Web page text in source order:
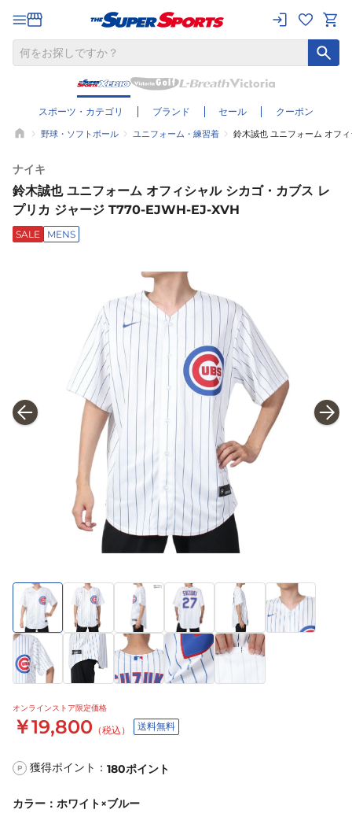
スポーツ・カテゴリ ブランド セール クーポン
野球・ソフトボール ユニフォーム・練習着 鈴木誠也 ユニフォーム オフ
ナイキ
鈴木誠也 ユニフォーム オフィシャル シカゴ・カブス レ
プリカ ジャージ T770-EJWH-EJ-XVH
SALE MENS
オンラインストア限定価格
￥19,800 （税込） 送料無料
P 獲得ポイント： 180ポイント
カラー ： ホワイト×ブルー